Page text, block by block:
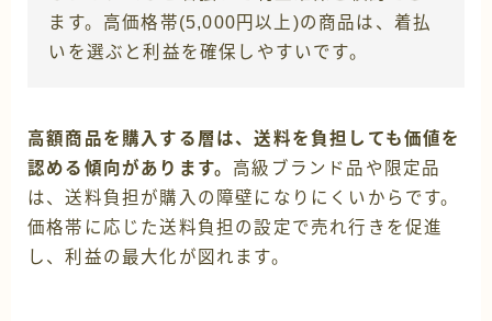
ます。高価格帯(5,000円以上)の商品は、着払
いを選ぶと利益を確保しやすいです。
高額商品を購入する層は、送料を負担しても価値を
認める傾向があります。 高級ブランド品や限定品
は、送料負担が購入の障壁になりにくいからです。
価格帯に応じた送料負担の設定で売れ行きを促進
し、利益の最大化が図れます。